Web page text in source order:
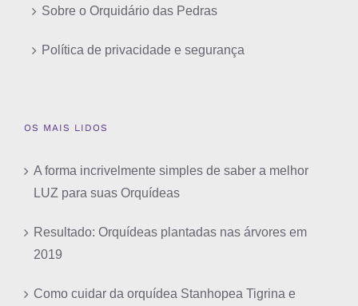
Sobre o Orquidário das Pedras
Política de privacidade e segurança
OS MAIS LIDOS
A forma incrivelmente simples de saber a melhor
LUZ para suas Orquídeas
Resultado: Orquídeas plantadas nas árvores em
2019
Como cuidar da orquídea Stanhopea Tigrina e